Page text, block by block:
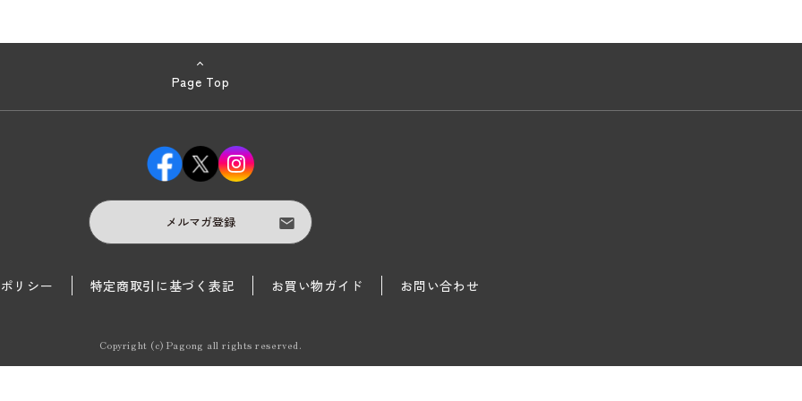
Page Top
メルマガ登録
リシー 特定商取引に基づく表記 お買い物ガイド お問い合わせ
Copyright (c) Pagong all rights reserved.